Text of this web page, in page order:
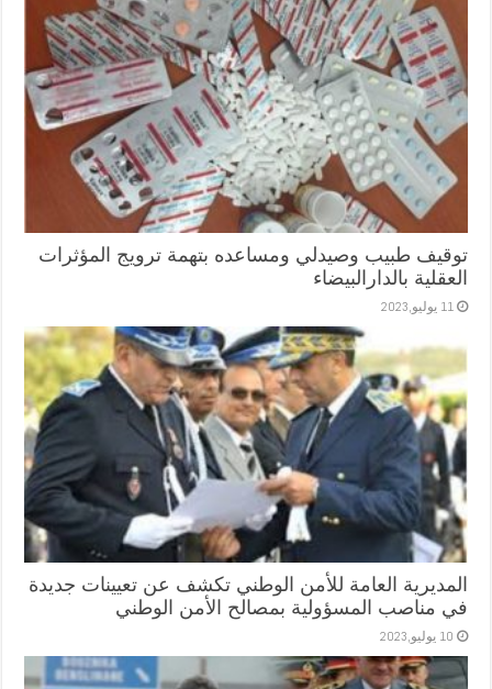
توقيف طبيب وصيدلي ومساعده بتهمة ترويج المؤثرات
العقلية بالدارالبيضاء
11 يوليو,2023
المديرية العامة للأمن الوطني تكشف عن تعيينات جديدة
في مناصب المسؤولية بمصالح الأمن الوطني
10 يوليو,2023